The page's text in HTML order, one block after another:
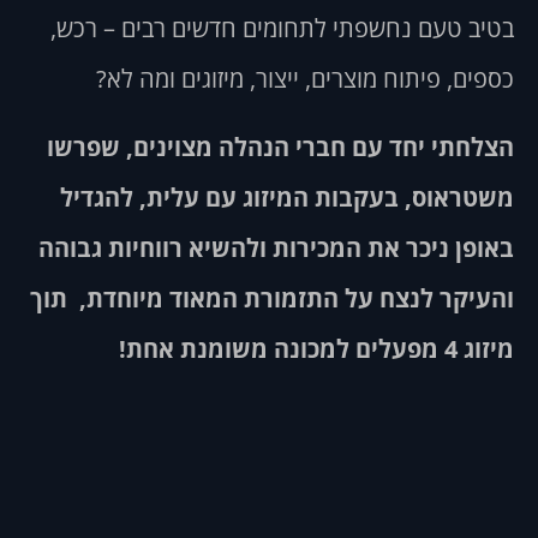
בטיב טעם נחשפתי לתחומים חדשים רבים – רכש,
כספים, פיתוח מוצרים, ייצור, מיזוגים ומה לא?
הצלחתי יחד עם חברי הנהלה מצוינים, שפרשו
משטראוס, בעקבות המיזוג עם עלית, להגדיל
באופן ניכר את המכירות ולהשיא רווחיות גבוהה
והעיקר לנצח על התזמורת המאוד מיוחדת, תוך
מיזוג 4 מפעלים למכונה משומנת אחת!